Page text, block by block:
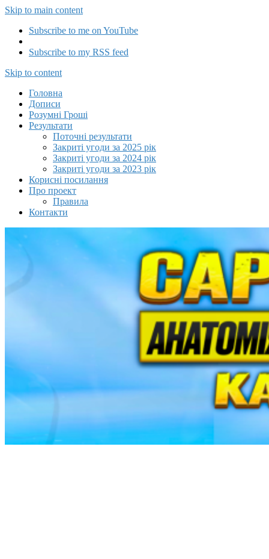
Skip to main content
Subscribe to me on YouTube
Subscribe to my RSS feed
Capitalizator UA
Skip to content
Головна
Дописи
Розумні Гроші
Результати
Поточні результати
Закриті угоди за 2025 рік
Закриті угоди за 2024 рік
Закриті угоди за 2023 рік
Корисні посилання
Про проект
Правила
Контакти